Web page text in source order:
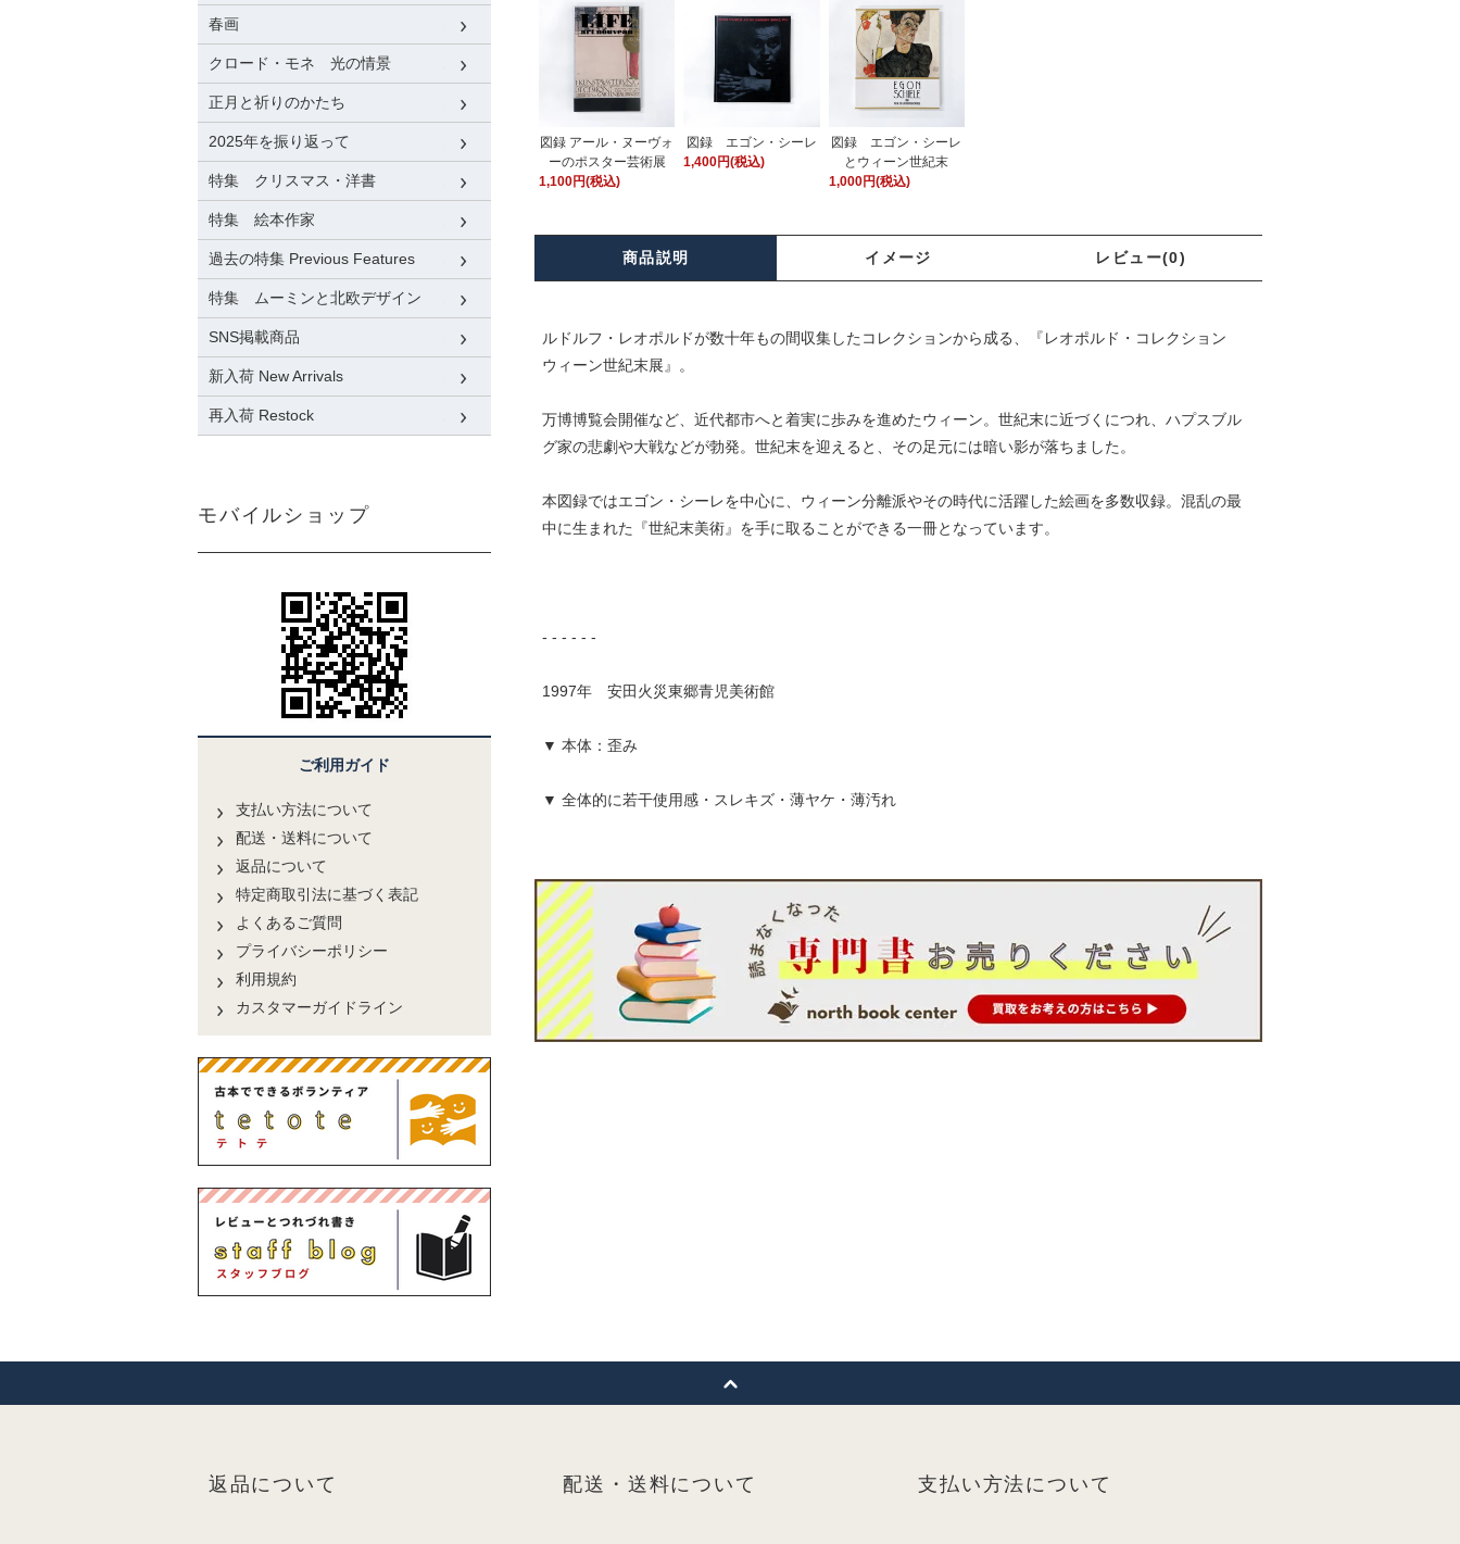
図録 アール・ヌーヴォ
ーのポスター芸術展
1,100円(税込)
図録 エゴン・シーレ
1,400円(税込)
図録 エゴン・シーレ
とウィーン世紀末
1,000円(税込)
商品説明 イメージ レビュー(0)
ルドルフ・レオポルドが数十年もの間収集したコレクションから成る、『レオポルド・コレクション
ウィーン世紀末展』。
万博博覧会開催など、近代都市へと着実に歩みを進めたウィーン。世紀末に近づくにつれ、ハプスブル
グ家の悲劇や大戦などが勃発。世紀末を迎えると、その足元には暗い影が落ちました。
本図録ではエゴン・シーレを中心に、ウィーン分離派やその時代に活躍した絵画を多数収録。混乱の最
中に生まれた『世紀末美術』を手に取ることができる一冊となっています。
- - - - - -
1997年 安田火災東郷青児美術館
▼ 本体：歪み
▼ 全体的に若干使用感・スレキズ・薄ヤケ・薄汚れ
春画
クロード・モネ 光の情景
正月と祈りのかたち
2025年を振り返って
特集 クリスマス・洋書
特集 絵本作家
過去の特集 Previous Features
特集 ムーミンと北欧デザイン
SNS掲載商品
新入荷 New Arrivals
再入荷 Restock
モバイルショップ
ご利用ガイド
支払い方法について
配送・送料について
返品について
特定商取引法に基づく表記
よくあるご質問
プライバシーポリシー
利用規約
カスタマーガイドライン
返品について 配送・送料について 支払い方法について